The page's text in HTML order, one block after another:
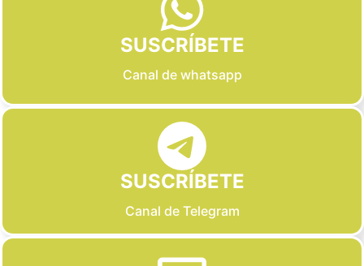
SUSCRÍBETE
Canal de whatsapp
SUSCRÍBETE
Canal de Telegram